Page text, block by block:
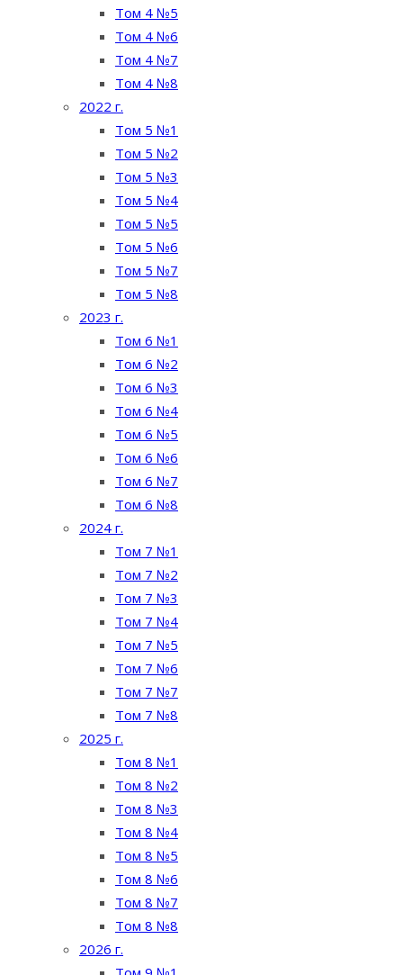
Том 4 №5
Том 4 №6
Том 4 №7
Том 4 №8
2022 г.
Том 5 №1
Том 5 №2
Том 5 №3
Том 5 №4
Том 5 №5
Том 5 №6
Том 5 №7
Том 5 №8
2023 г.
Том 6 №1
Том 6 №2
Том 6 №3
Том 6 №4
Том 6 №5
Том 6 №6
Том 6 №7
Том 6 №8
2024 г.
Том 7 №1
Том 7 №2
Том 7 №3
Том 7 №4
Том 7 №5
Том 7 №6
Том 7 №7
Том 7 №8
2025 г.
Том 8 №1
Том 8 №2
Том 8 №3
Том 8 №4
Том 8 №5
Том 8 №6
Том 8 №7
Том 8 №8
2026 г.